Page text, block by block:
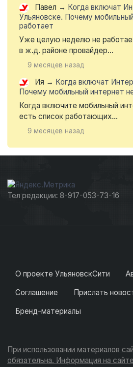
Павел → Когда включат
Ульяновске. Почему
работает
Уже целую неделю не
в ж.д. районе провайдер...
9 месяцев назад
Ия → Когда включат
Почему мобильный интернет
Когда включите мобильный
есть список работающих...
9 месяцев назад
Тел редакции: 8-917-053-73-16
О проекте УльяновскСити
Соглашение
Прислать
Бренд-материалы
При использовании материалов
обязательна. Информация на